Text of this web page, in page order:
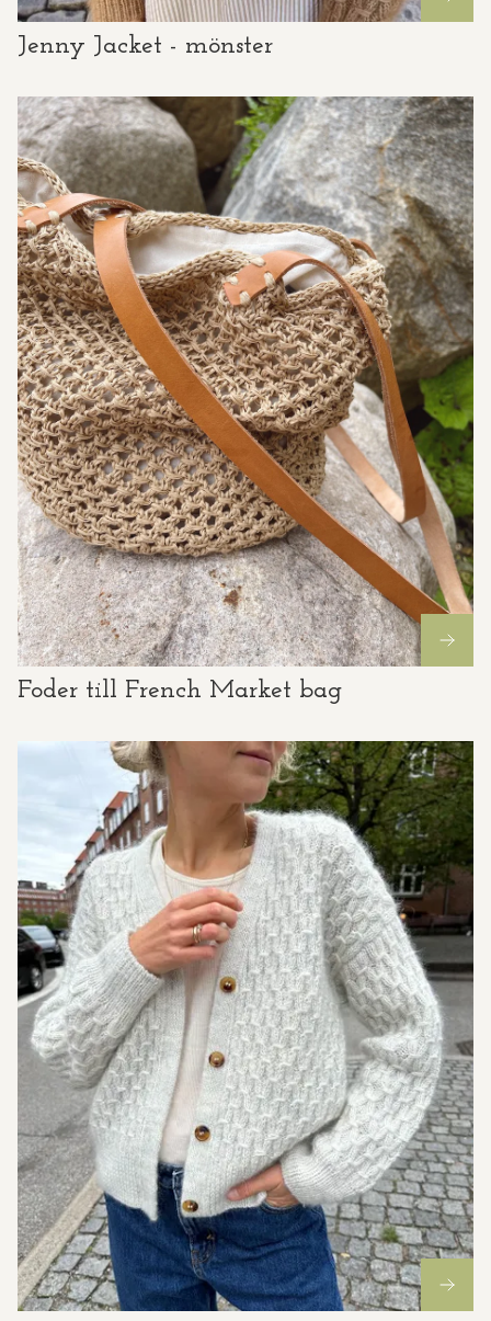
Jenny Jacket - mönster
Foder till French Market bag